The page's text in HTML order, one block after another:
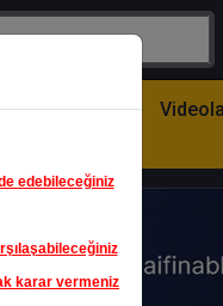
edebileceğiniz
karar vermeniz